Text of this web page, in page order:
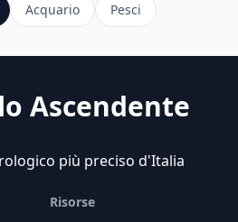
Acquario Pesci
Ascendente
più preciso d'Italia
Risorse